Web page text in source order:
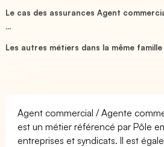
Le cas des assurances Agent
...
Les autres métiers dans la même famille
Agent commercial / Agente
est un métier référencé par Pôle
entreprises et syndicats. Il est